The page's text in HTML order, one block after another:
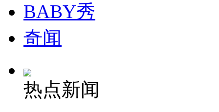
BABY秀
奇闻
热点新闻